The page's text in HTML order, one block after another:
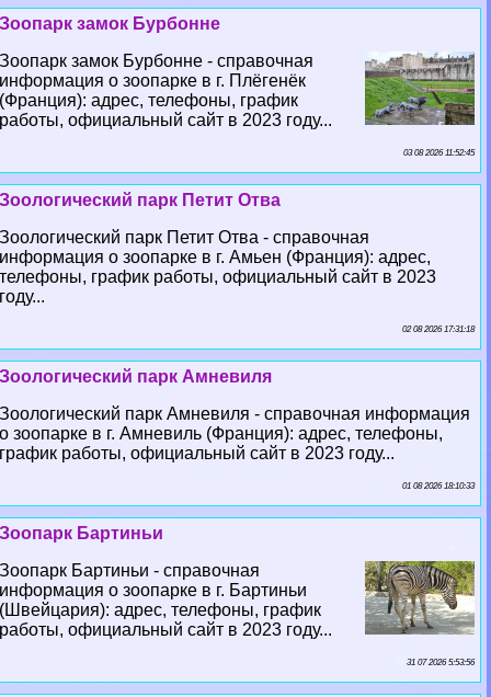
Зоопарк замок Бурбонне
Зоопарк замок Бурбонне - справочная
информация о зоопарке в г. Плёгенёк
(Франция): адрес, телефоны, график
работы, официальный сайт в 2023 году...
03 08 2026 11:52:45
Зоологический парк Петит Отва
Зоологический парк Петит Отва - справочная
информация о зоопарке в г. Амьен (Франция): адрес,
телефоны, график работы, официальный сайт в 2023
году...
02 08 2026 17:31:18
Зоологический парк Амневиля
Зоологический парк Амневиля - справочная информация
о зоопарке в г. Амневиль (Франция): адрес, телефоны,
график работы, официальный сайт в 2023 году...
01 08 2026 18:10:33
Зоопарк Бартиньи
Зоопарк Бартиньи - справочная
информация о зоопарке в г. Бартиньи
(Швейцария): адрес, телефоны, график
работы, официальный сайт в 2023 году...
31 07 2026 5:53:56